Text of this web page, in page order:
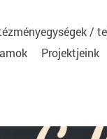
/
Projektjeink